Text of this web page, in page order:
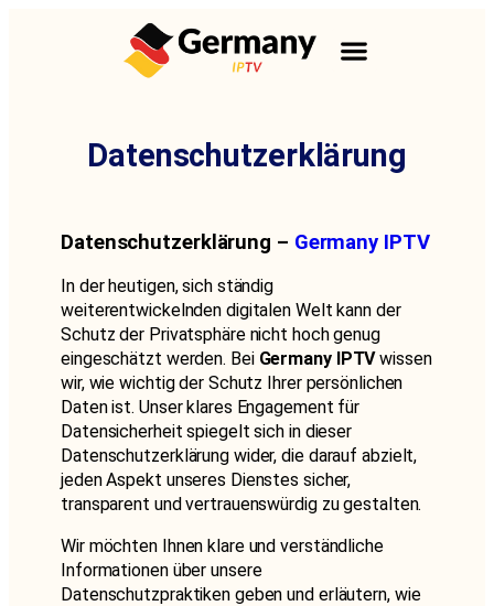
Datenschutzerklärung
Datenschutzerklärung – Germany IPTV
In der heutigen, sich ständig
weiterentwickelnden digitalen Welt kann der
Schutz der Privatsphäre nicht hoch genug
eingeschätzt werden. Bei Germany IPTVwissen
wir, wie wichtig der Schutz Ihrer persönlichen
Daten ist. Unser klares Engagement für
Datensicherheit spiegelt sich in dieser
Datenschutzerklärung wider, die darauf abzielt,
jeden Aspekt unseres Dienstes sicher,
transparent und vertrauenswürdig zu gestalten.
Wir möchten Ihnen klare und verständliche
Informationen über unsere
Datenschutzpraktiken geben und erläutern, wie